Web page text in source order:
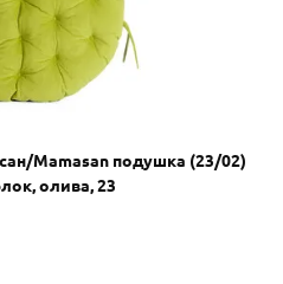
Mamasan подушка (23/02)
олива, 23